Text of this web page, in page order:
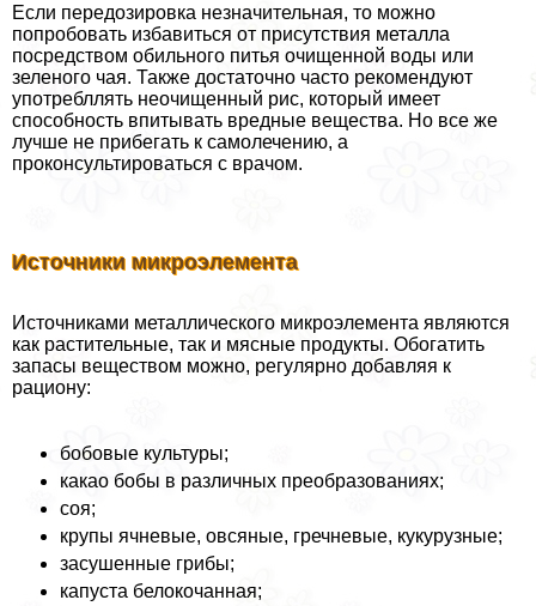
Если передозировка незначительная, то можно
попробовать избавиться от присутствия металла
посредством обильного питья очищенной воды или
зеленого чая. Также достаточно часто рекомендуют
употрeбллять неочищенный рис, который имеет
способность впитывать вредные вещества. Но все же
лучше не прибегать к самолечению, а
проконсультироваться с врачом.
Источники микроэлемента
Источниками металлического микроэлемента являются
как растительные, так и мясные продукты. Обогатить
запасы веществом можно, регулярно добавляя к
рациону:
бобовые культуры;
какао бобы в различных преобразованиях;
соя;
крупы ячневые, овсяные, гречневые, кукурузные;
засушенные грибы;
капуста белокочанная;